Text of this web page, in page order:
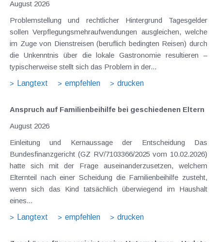
August 2026
Problemstellung und rechtlicher Hintergrund Tagesgelder
sollen Verpflegungsmehraufwendungen ausgleichen, welche
im Zuge von Dienstreisen (beruflich bedingten Reisen) durch
die Unkenntnis über die lokale Gastronomie resultieren –
typischerweise stellt sich das Problem in der...
Langtext
empfehlen drucken
Anspruch auf Familienbeihilfe bei geschiedenen Eltern
August 2026
Einleitung und Kernaussage der Entscheidung Das
Bundesfinanzgericht (GZ RV/7103366/2025 vom 10.02.2026)
hatte sich mit der Frage auseinanderzusetzen, welchem
Elternteil nach einer Scheidung die Familienbeihilfe zusteht,
wenn sich das Kind tatsächlich überwiegend im Haushalt
eines...
Langtext
empfehlen drucken